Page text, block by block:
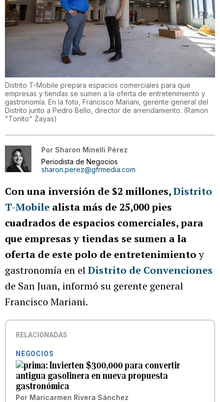
Distrito T-Mobile prepara espacios comerciales para que
empresas y tiendas se sumen a la oferta de entretenimiento y
gastronomía. En la foto, Francisco Mariani, gerente general del
Distrito junto a Pedro Bello, director de arrendamiento. (Ramon
"Tonito" Zayas)
Por Sharon Minelli Pérez
Periodista de Negocios
sharon.perez@gfrmedia.com
Con una inversión de $2 millones,Distrito
T-Mobile alista más de 25,000 pies
cuadrados de espacios comerciales, para
que empresas y tiendas se sumen a la
oferta de este polo de entretenimientoy
gastronomía en elDistrito de Convenciones
de San Juan, informó su gerente general
Francisco Mariani.
RELACIONADAS
NEGOCIOS
Invierten $300,000 para convertir
antigua gasolinera en nueva propuesta
gastronómica
Por Maricarmen Rivera Sánchez